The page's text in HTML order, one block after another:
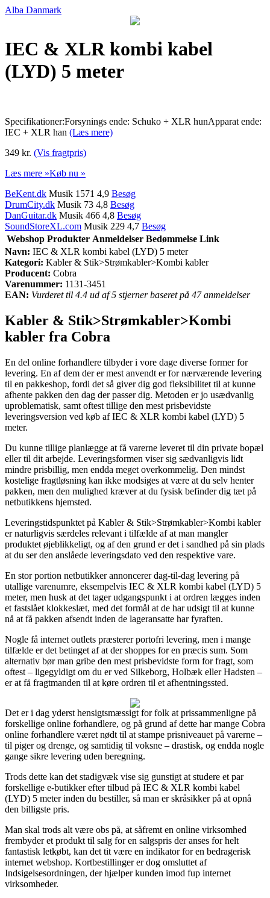
Alba Danmark
IEC & XLR kombi kabel
(LYD) 5 meter
Specifikationer:Forsynings ende: Schuko + XLR hunApparat ende:
IEC + XLR han (Læs mere)
349 kr. (Vis fragtpris)
Læs mere »Køb nu »
BeKent.dk Musik 1571 4,9 Besøg
DrumCity.dk Musik 73 4,8 Besøg
DanGuitar.dk Musik 466 4,8 Besøg
SoundStoreXL.com Musik 229 4,7 Besøg
Webshop Produkter Anmeldelser Bedømmelse Link
Navn: IEC & XLR kombi kabel (LYD) 5 meter
Kategori: Kabler & Stik>Strømkabler>Kombi kabler
Producent: Cobra
Varenummer: 1131-3451
EAN: Vurderet til 4.4 ud af 5 stjerner baseret på 47 anmeldelser
Kabler & Stik>Strømkabler>Kombi
kabler fra Cobra
En del online forhandlere tilbyder i vore dage diverse former for
levering. En af dem der er mest anvendt er for nærværende levering
til en pakkeshop, fordi det så giver dig god fleksibilitet til at kunne
afhente pakken den dag der passer dig. Metoden er jo usædvanlig
uproblematisk, samt oftest tillige den mest prisbevidste
leveringsversion ved køb af IEC & XLR kombi kabel (LYD) 5
meter.
Du kunne tillige planlægge at få varerne leveret til din private bopæl
eller til dit arbejde. Leveringsformen viser sig sædvanligvis lidt
mindre prisbillig, men endda meget overkommelig. Den mindst
kostelige fragtløsning kan ikke modsiges at være at du selv henter
pakken, men den mulighed kræver at du fysisk befinder dig tæt på
netbutikkens hjemsted.
Leveringstidspunktet på Kabler & Stik>Strømkabler>Kombi kabler
er naturligvis særdeles relevant i tilfælde af at man mangler
produktet øjeblikkeligt, og af den grund er det i sandhed på sin plads
at du ser den anslåede leveringsdato ved den respektive vare.
En stor portion netbutikker annoncerer dag-til-dag levering på
utallige varenumre, eksempelvis IEC & XLR kombi kabel (LYD) 5
meter, men husk at det tager udgangspunkt i at ordren lægges inden
et fastslået klokkeslæt, med det formål at de har udsigt til at kunne
nå at få pakken afsendt inden de lageransatte har fyraften.
Nogle få internet outlets præsterer portofri levering, men i mange
tilfælde er det betinget af at der shoppes for en præcis sum. Som
alternativ bør man gribe den mest prisbevidste form for fragt, som
oftest – ligegyldigt om du er ved Silkeborg, Holbæk eller Hadsten –
er at få fragtmanden til at køre ordren til et afhentningssted.
Det er i dag yderst hensigtsmæssigt for folk at prissammenligne på
forskellige online forhandlere, og på grund af dette har mange Cobra
online forhandlere været nødt til at stampe prisniveauet på varerne –
til piger og drenge, og samtidig til voksne – drastisk, og endda nogle
gange sikre levering uden beregning.
Trods dette kan det stadigvæk vise sig gunstigt at studere et par
forskellige e-butikker efter tilbud på IEC & XLR kombi kabel
(LYD) 5 meter inden du bestiller, så man er skråsikker på at opnå
den billigste pris.
Man skal trods alt være obs på, at såfremt en online virksomhed
frembyder et produkt til salg for en salgspris der anses for helt
fantastisk letkøbt, kan det tit være en indikator for en bedragerisk
internet webshop. Kortbestillinger er dog omsluttet af
Indsigelsesordningen, der hjælper kunden imod fup internet
virksomheder.